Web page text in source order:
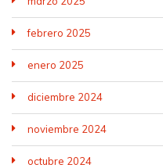
febrero 2025
enero 2025
diciembre 2024
noviembre 2024
octubre 2024